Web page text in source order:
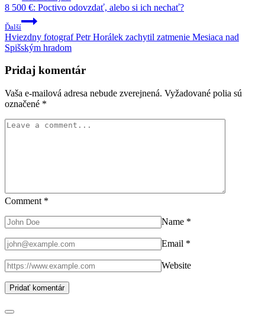
v
článku
8 500 €: Poctivo odovzdať, alebo si ich nechať?
Ďalší
Hviezdny fotograf Petr Horálek zachytil zatmenie Mesiaca nad
Spišským hradom
Pridaj komentár
Vaša e-mailová adresa nebude zverejnená. Vyžadované polia sú
označené *
Comment *
Name *
Email *
Website